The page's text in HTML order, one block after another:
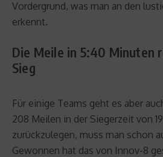
Vordergrund, was man an den
erkennt.
Die Meile in 5:40 Minuten
Sieg
Für einige Teams geht es aber
208 Meilen in der Siegerzeit von
zurückzulegen, muss man schon
Gewonnen hat das von Innov-8